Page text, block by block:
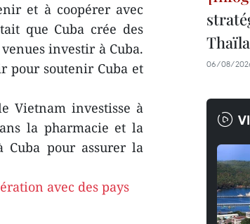
et à coopérer avec
que Cuba crée des
investir à Cuba.
pour soutenir Cuba et
Vietnam investisse à
la pharmacie et la
Cuba pour assurer la
06/08/